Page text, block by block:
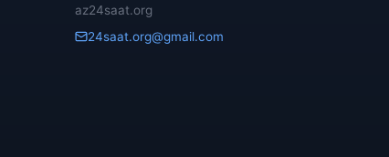
az24saat.org
24saat.org@gmail.com